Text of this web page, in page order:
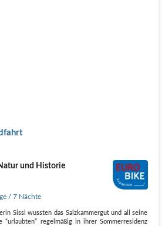
und Historie
/ 7 Nächte
Sissi wussten das Salzkammergut und all seine
“urlaubten” regelmäßig in ihrer Sommerresidenz